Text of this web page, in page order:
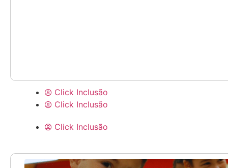
Click Inclusão
Click Inclusão
Click Inclusão